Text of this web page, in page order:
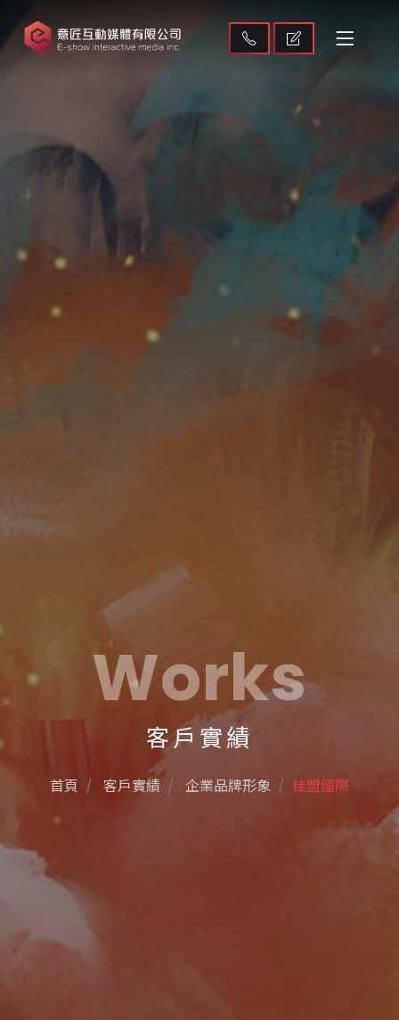
Works
客戶實績
首頁 客戶實績 企業品牌形象 桂盟國際